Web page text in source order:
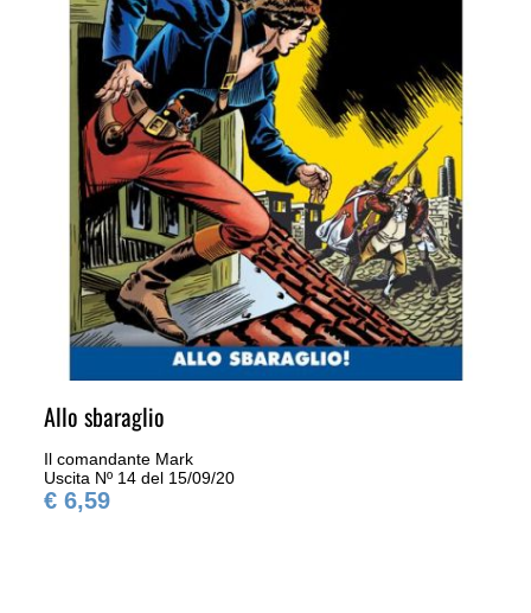
Allo sbaraglio
Il comandante Mark
Uscita Nº 14 del 15/09/20
€ 6,59